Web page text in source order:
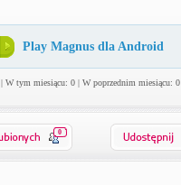
Play Magnus dla Android
| W tym miesiącu: 0 | W poprzednim miesiącu: 0
0